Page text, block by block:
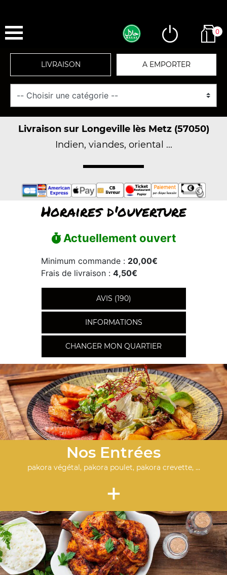
0
LIVRAISON A EMPORTER
Livraison sur Longeville lès Metz (57050)
Indien, viandes, oriental ...
Horaires d'ouverture
Actuellement ouvert
Minimum commande : 20,00€
Frais de livraison : 4,50€
AVIS (190)
INFORMATIONS
CHANGER MON QUARTIER
Nos Entrées
pakora végétal, pakora poulet, pakora crevette, ...
+